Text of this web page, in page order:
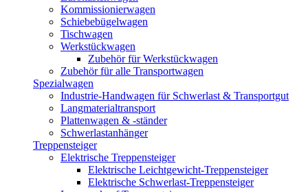
Kommissionierwagen
Schiebebügelwagen
Tischwagen
Werkstückwagen
Zubehör für Werkstückwagen
Zubehör für alle Transportwagen
Spezialwagen
Industrie-Handwagen für Schwerlast & Transportgut
Langmaterialtransport
Plattenwagen & -ständer
Schwerlastanhänger
Treppensteiger
Elektrische Treppensteiger
Elektrische Leichtgewicht-Treppensteiger
Elektrische Schwerlast-Treppensteiger